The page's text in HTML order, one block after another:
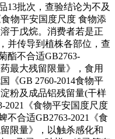
13批次，查验结论为不及
物平安国度尺度 食物添
于戊烷。消费者若是正
并传导到植株各部位，查
酯不合适GB2763-
最大残留限量》，食用
《GB 2760-2014食物平
粉及成品铝残留量(干样
2021《食物平安国度尺度
不合适GB2763-2021《食
限量》，以触杀感化和